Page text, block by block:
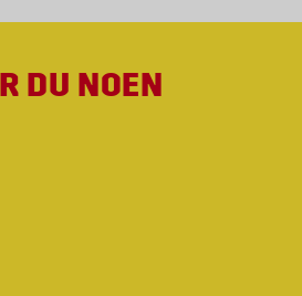
DU NOEN